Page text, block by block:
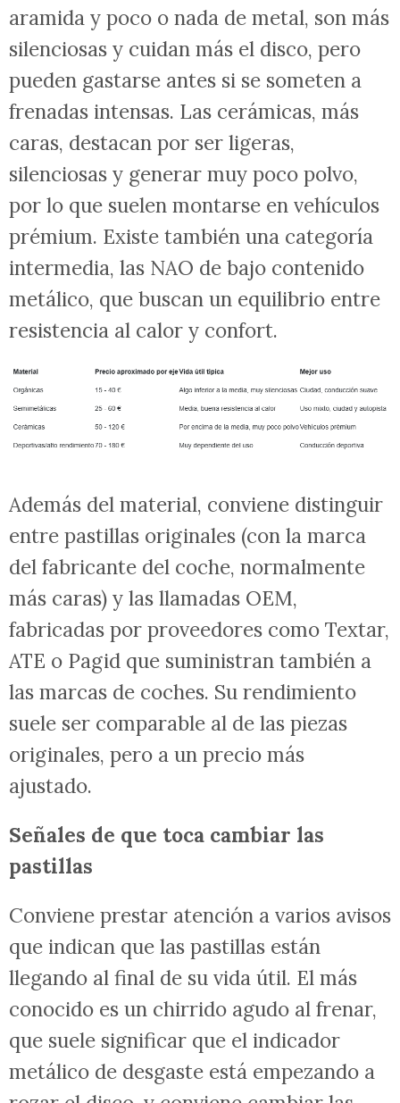
aramida y poco o nada de metal, son más
silenciosas y cuidan más el disco, pero
pueden gastarse antes si se someten a
frenadas intensas. Las cerámicas, más
caras, destacan por ser ligeras,
silenciosas y generar muy poco polvo,
por lo que suelen montarse en vehículos
prémium. Existe también una categoría
intermedia, las NAO de bajo contenido
metálico, que buscan un equilibrio entre
resistencia al calor y confort.
Además del material, conviene distinguir
entre pastillas originales (con la marca
del fabricante del coche, normalmente
más caras) y las llamadas OEM,
fabricadas por proveedores como Textar,
ATE o Pagid que suministran también a
las marcas de coches. Su rendimiento
suele ser comparable al de las piezas
originales, pero a un precio más
ajustado.
Señales de que toca cambiar las
pastillas
Conviene prestar atención a varios avisos
que indican que las pastillas están
llegando al final de su vida útil. El más
conocido es un chirrido agudo al frenar,
que suele significar que el indicador
metálico de desgaste está empezando a